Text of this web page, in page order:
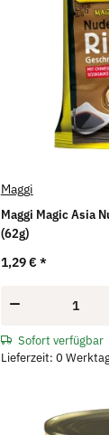
Maggi
Maggi Magic Asia
(62g)
1,29 € *
Sofort verfügbar
Lieferzeit: 0